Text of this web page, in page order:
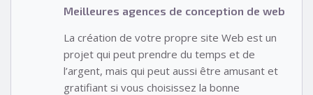
Meilleures agences de conception de web
La création de votre propre site Web est un
projet qui peut prendre du temps et de
l’argent, mais qui peut aussi être amusant et
gratifiant si vous choisissez la bonne